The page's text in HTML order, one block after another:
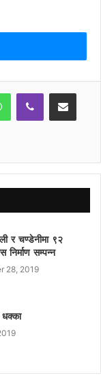
WhatsAppViber Share via Email
र चण्डेनीमा ९२
निर्माण सम्पन्न
28, 2019
धक्का